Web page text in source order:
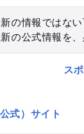
の情報ではない
の公式情報を、
ス
式）サイト